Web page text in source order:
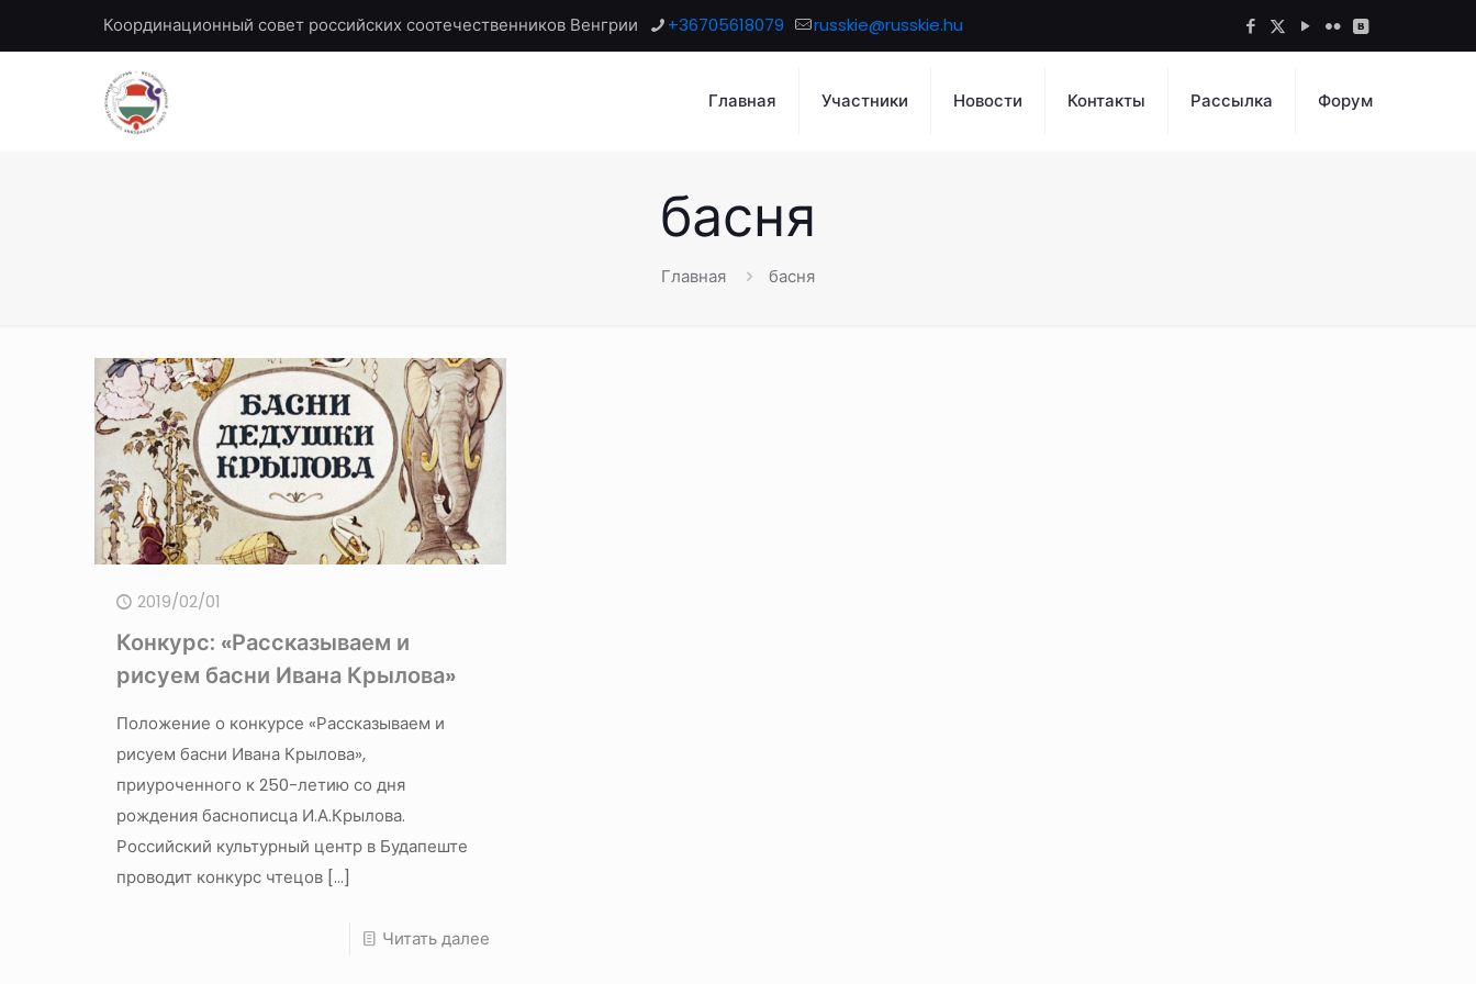
Координационный совет российских соотечественников Венгрии +36705618079 russkie@russkie.hu
Главная Участники Новости Контакты Рассылка Форум
басня
Главная басня
2019/02/01
Конкурс: «Рассказываем и
рисуем басни Ивана Крылова»
Положение о конкурсе «Рассказываем и
рисуем басни Ивана Крылова»,
приуроченного к 250-летию со дня
рождения баснописца И.А.Крылова.
Российский культурный центр в Будапеште
проводит конкурс чтецов[…]
Читать далее